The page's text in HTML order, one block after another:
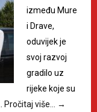
između Mure
i Drave,
oduvijek je
svoj razvoj
gradilo uz
rijeke koje su
Pročitaj više… →